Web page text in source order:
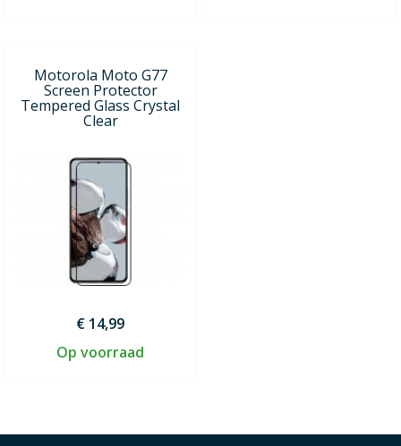
Motorola Moto G77
Screen Protector
Tempered Glass Crystal
Clear
€ 14,99
Op voorraad